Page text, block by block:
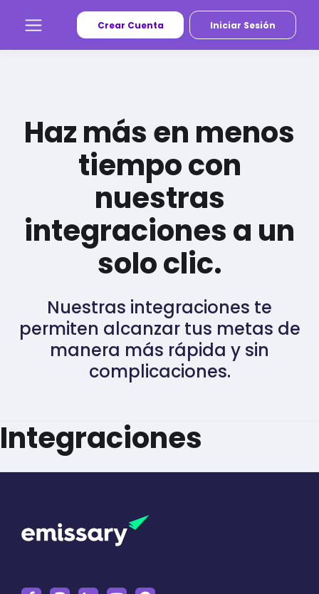
Crear Cuenta Iniciar Sesión
Haz más en menos
tiempo con
nuestras
integraciones a un
solo clic.
Nuestras integraciones te
permiten alcanzar tus metas de
manera más rápida y sin
complicaciones.
Integraciones